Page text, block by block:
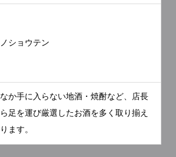
ショウテン
か手に入らない地酒・焼酎など、店長
足を運び厳選したお酒を多く取り揃え
ます。